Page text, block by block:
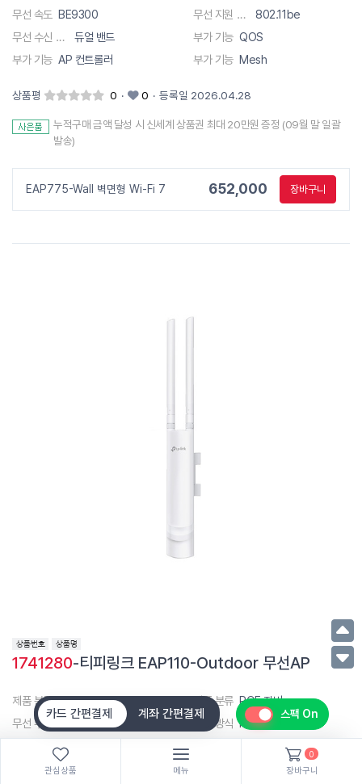
무선 속도 BE9300 무선 지원 규격
802.11be
무선 수신 채널
듀얼 밴드 부가 기능 QOS
부가 기능 AP 컨트롤러 부가 기능 Mesh
상품평 0 · 0 · 등록일 2026.04.28
누적구매 금액 달성 시 신세계 상품권 최대 20만원 증정 (09월 말 일괄
발송)
EAP775-Wall 벽면형 Wi-Fi 7 652,000 장바구니
1741280-티피링크 EAP110-Outdoor 무선AP
제품 분류 AP 제품 분류 POE 장비
무선 주파수 대역폭
2.4GHz 연결 방식 RJ-45
POE 지원 POE+
유선 속도 1000Mbps
802.11a
카드 간편결제 계좌 간편결제 스팩 On
관심상품 메뉴
0
장바구니